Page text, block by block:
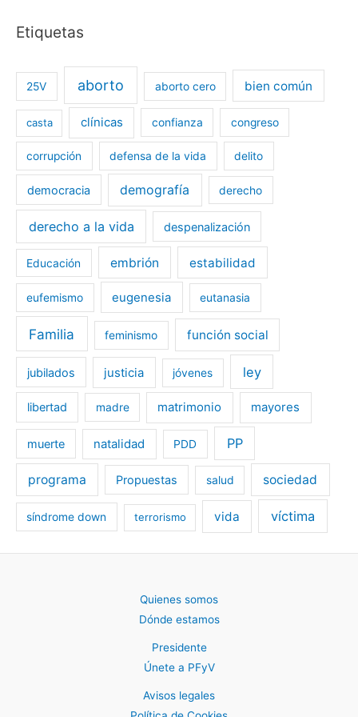
Etiquetas
25V aborto aborto cero bien común
casta clínicas confianza congreso
corrupción defensa de la vida delito
democracia demografía derecho
derecho a la vida despenalización
Educación embrión estabilidad
eufemismo eugenesia eutanasia
Familia feminismo función social
jubilados justicia jóvenes ley
libertad madre matrimonio mayores
muerte natalidad PDD PP
programa Propuestas salud sociedad
síndrome down terrorismo vida víctima
Quienes somos
Dónde estamos
Presidente
Únete a PFyV
Avisos legales